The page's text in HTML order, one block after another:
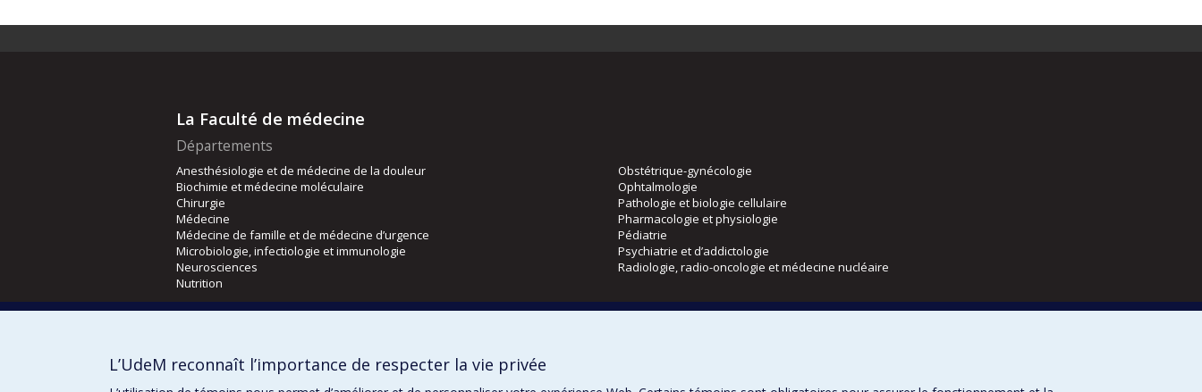
La Faculté de médecine
Départements
Anesthésiologie et de médecine de la douleur
Biochimie et médecine moléculaire
Chirurgie
Médecine
Médecine de famille et de médecine d’urgence
Microbiologie, infectiologie et immunologie
Neurosciences
Nutrition
Obstétrique-gynécologie
Ophtalmologie
Pathologie et biologie cellulaire
Pharmacologie et physiologie
Pédiatrie
Psychiatrie et d’addictologie
Radiologie, radio-oncologie et médecine nucléaire
Orthophonie et audiologie
L’UdeM reconnaît l’importance de respecter la vie privée